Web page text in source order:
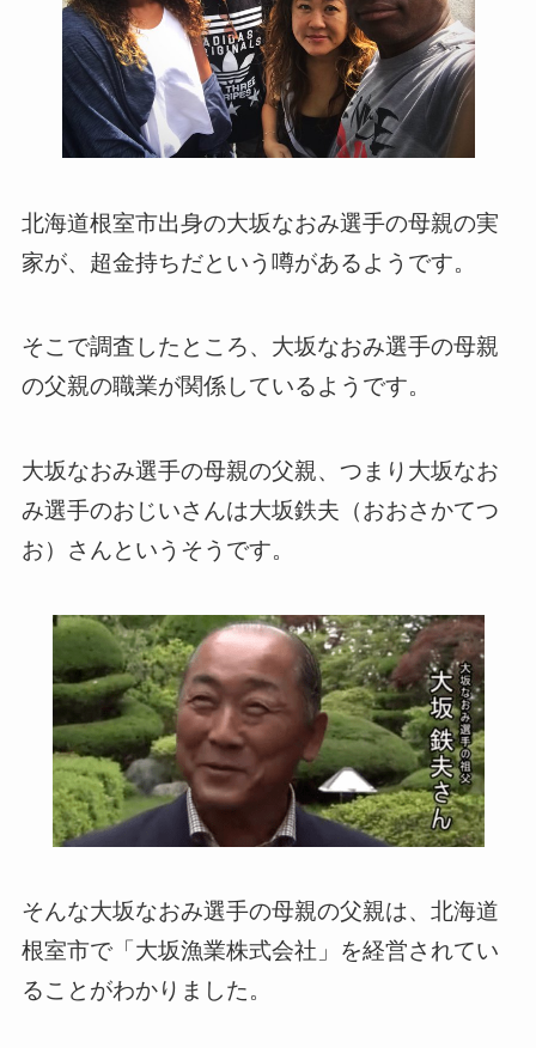
北海道根室市出身の大坂なおみ選手の母親の実
家が、超金持ちだという噂があるようです。
そこで調査したところ、大坂なおみ選手の母親
の父親の職業が関係しているようです。
大坂なおみ選手の母親の父親、つまり大坂なお
み選手のおじいさんは大坂鉄夫（おおさかてつ
お）さんというそうです。
そんな大坂なおみ選手の母親の父親は、北海道
根室市で「大坂漁業株式会社」を経営されてい
ることがわかりました。